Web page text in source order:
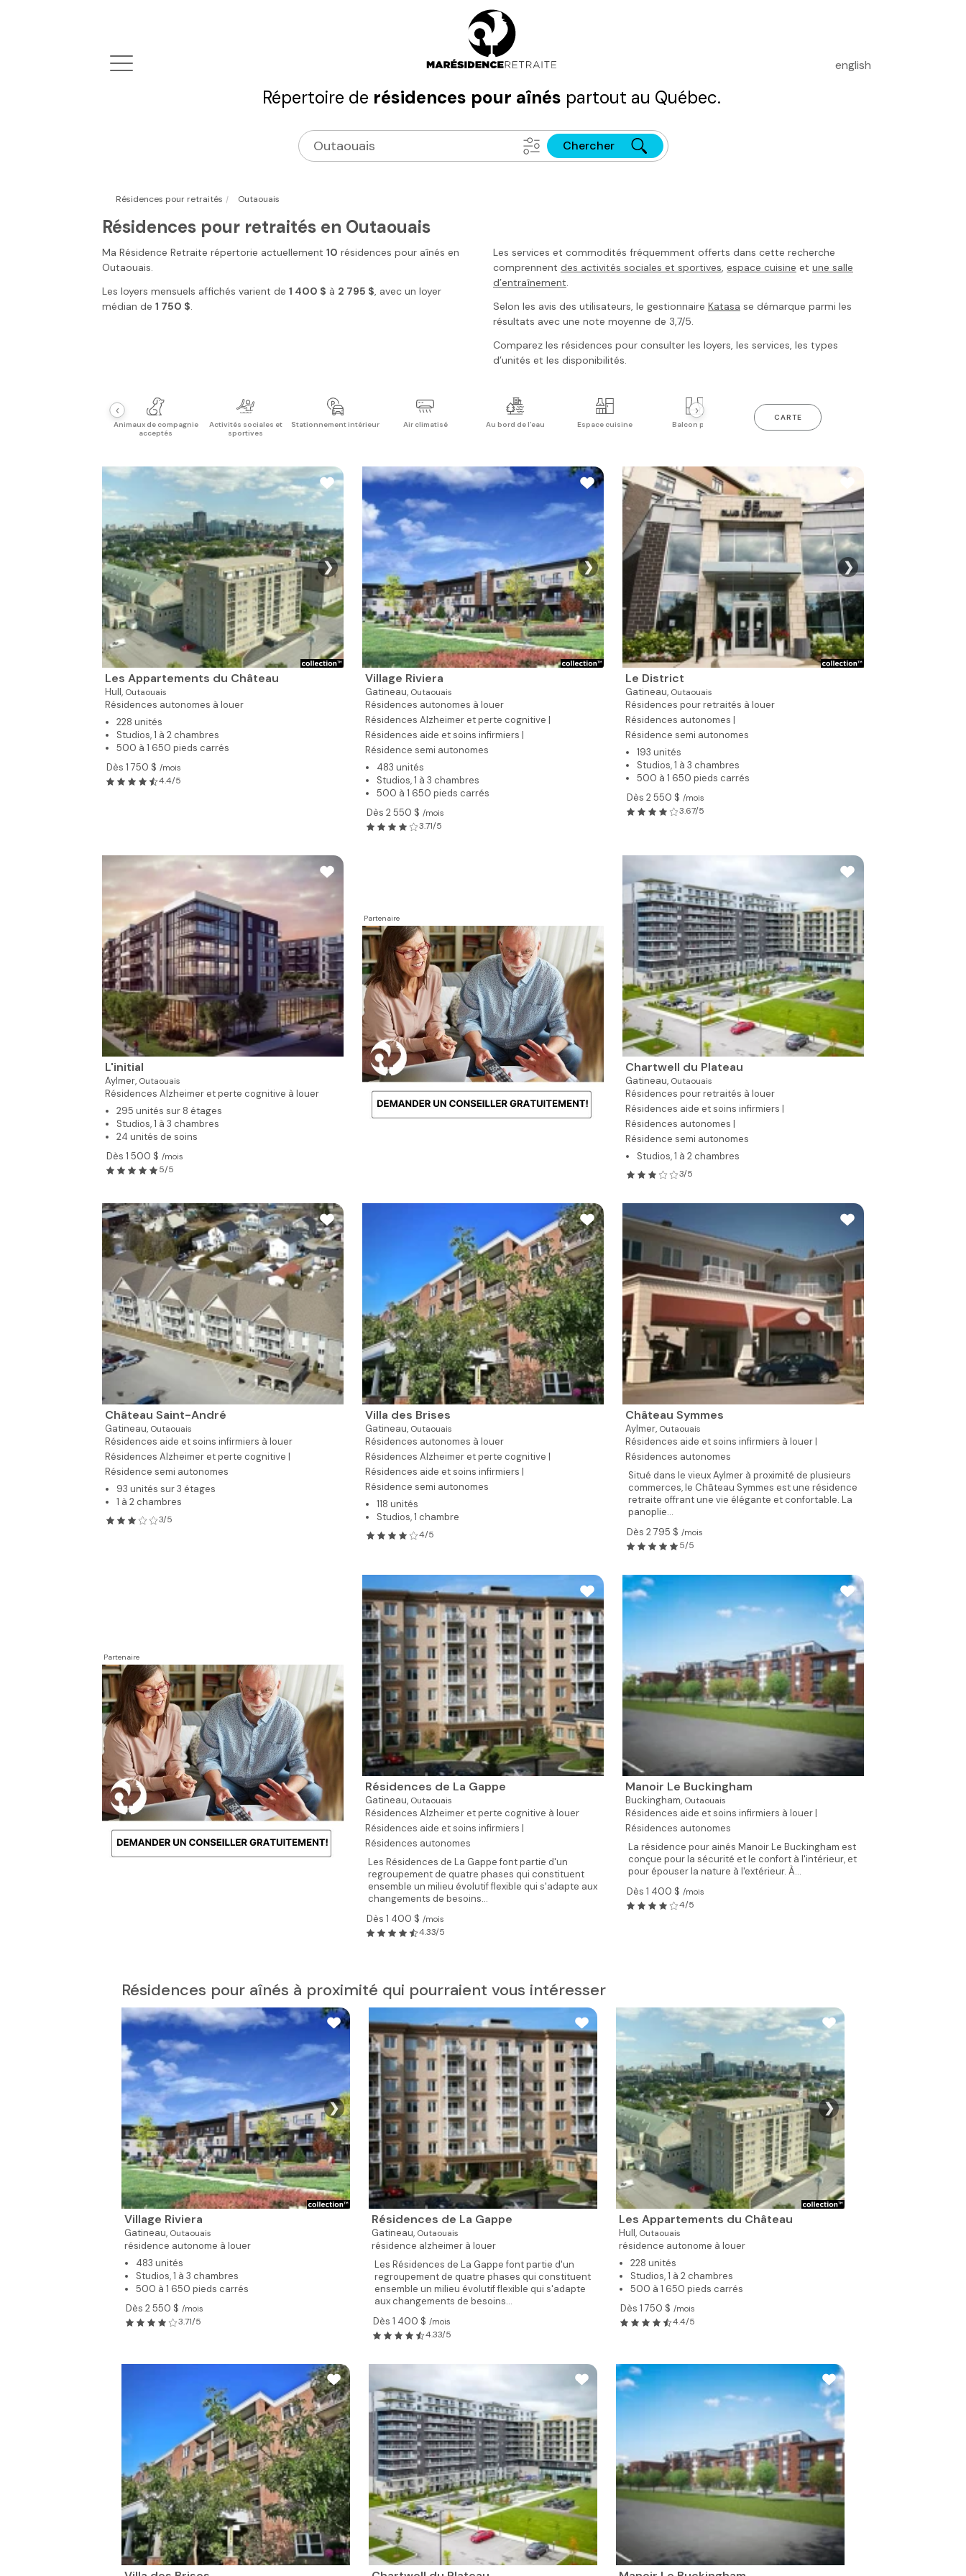
Répertoire de résidences pour aînés partout au Québec.
english
Chercher
Résidences pour retraités | Outaouais
Résidences pour retraités en Outaouais
Ma Résidence Retraite répertorie actuellement 10 résidences pour aînés en
Outaouais.
Les loyers mensuels affichés varient de 1 400 $ à 2 795 $, avec un loyer
médian de 1 750 $.
Les services et commodités fréquemment offerts dans cette recherche
comprennent des activités sociales et sportives, espace cuisine et une salle
d’entraînement.
Selon les avis des utilisateurs, le gestionnaire Katasa se démarque parmi les
résultats avec une note moyenne de 3,7/5.
Comparez les résidences pour consulter les loyers, les services, les types
d’unités et les disponibilités.
Animaux de compagnie
acceptés
Activités sociales et
sportives
Stationnement intérieur Air climatisé Au bord de l'eau Espace cuisine Balcon privé Piscine intérieure
‹ ›
CARTE
❯
Les Appartements du Château
Hull, Outaouais
Résidences autonomes à louer
228 unités
Studios, 1 à 2 chambres
500 à 1 650 pieds carrés
Dès 1 750 $ /mois
4.4/5
❯
Village Riviera
Gatineau, Outaouais
Résidences autonomes à louer
Résidences Alzheimer et perte cognitive |
Résidences aide et soins infirmiers |
Résidence semi autonomes
483 unités
Studios, 1 à 3 chambres
500 à 1 650 pieds carrés
Dès 2 550 $ /mois
3.71/5
❯
Le District
Gatineau, Outaouais
Résidences pour retraités à louer
Résidences autonomes |
Résidence semi autonomes
193 unités
Studios, 1 à 3 chambres
500 à 1 650 pieds carrés
Dès 2 550 $ /mois
3.67/5
L'initial
Aylmer, Outaouais
Résidences Alzheimer et perte cognitive à louer
295 unités sur 8 étages
Studios, 1 à 3 chambres
24 unités de soins
Dès 1 500 $ /mois
5/5
Partenaire
Chartwell du Plateau
Gatineau, Outaouais
Résidences pour retraités à louer
Résidences aide et soins infirmiers |
Résidences autonomes |
Résidence semi autonomes
Studios, 1 à 2 chambres
3/5
Château Saint-André
Gatineau, Outaouais
Résidences aide et soins infirmiers à louer
Résidences Alzheimer et perte cognitive |
Résidence semi autonomes
93 unités sur 3 étages
1 à 2 chambres
3/5
Villa des Brises
Gatineau, Outaouais
Résidences autonomes à louer
Résidences Alzheimer et perte cognitive |
Résidences aide et soins infirmiers |
Résidence semi autonomes
118 unités
Studios, 1 chambre
4/5
Château Symmes
Aylmer, Outaouais
Résidences aide et soins infirmiers à louer |
Résidences autonomes
Situé dans le vieux Aylmer à proximité de plusieurs
commerces, le Château Symmes est une résidence
retraite offrant une vie élégante et confortable. La
panoplie...
Dès 2 795 $ /mois
5/5
Partenaire
Résidences de La Gappe
Gatineau, Outaouais
Résidences Alzheimer et perte cognitive à louer
Résidences aide et soins infirmiers |
Résidences autonomes
Les Résidences de La Gappe font partie d'un
regroupement de quatre phases qui constituent
ensemble un milieu évolutif flexible qui s'adapte aux
changements de besoins...
Dès 1 400 $ /mois
4.33/5
Manoir Le Buckingham
Buckingham, Outaouais
Résidences aide et soins infirmiers à louer |
Résidences autonomes
La résidence pour ainés Manoir Le Buckingham est
conçue pour la sécurité et le confort à l'intérieur, et
pour épouser la nature à l'extérieur. À...
Dès 1 400 $ /mois
4/5
Résidences pour aînés à proximité qui pourraient vous intéresser
❯
Village Riviera
Gatineau, Outaouais
résidence autonome à louer
483 unités
Studios, 1 à 3 chambres
500 à 1 650 pieds carrés
Dès 2 550 $ /mois
3.71/5
Résidences de La Gappe
Gatineau, Outaouais
résidence alzheimer à louer
Les Résidences de La Gappe font partie d'un
regroupement de quatre phases qui constituent
ensemble un milieu évolutif flexible qui s'adapte
aux changements de besoins...
Dès 1 400 $ /mois
4.33/5
❯
Les Appartements du Château
Hull, Outaouais
résidence autonome à louer
228 unités
Studios, 1 à 2 chambres
500 à 1 650 pieds carrés
Dès 1 750 $ /mois
4.4/5